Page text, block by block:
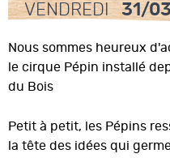
VENDREDI 31/
Nous sommes heureux
le cirque Pépin installé
du Bois
Petit à petit, les Pépins
la tête des idées qui